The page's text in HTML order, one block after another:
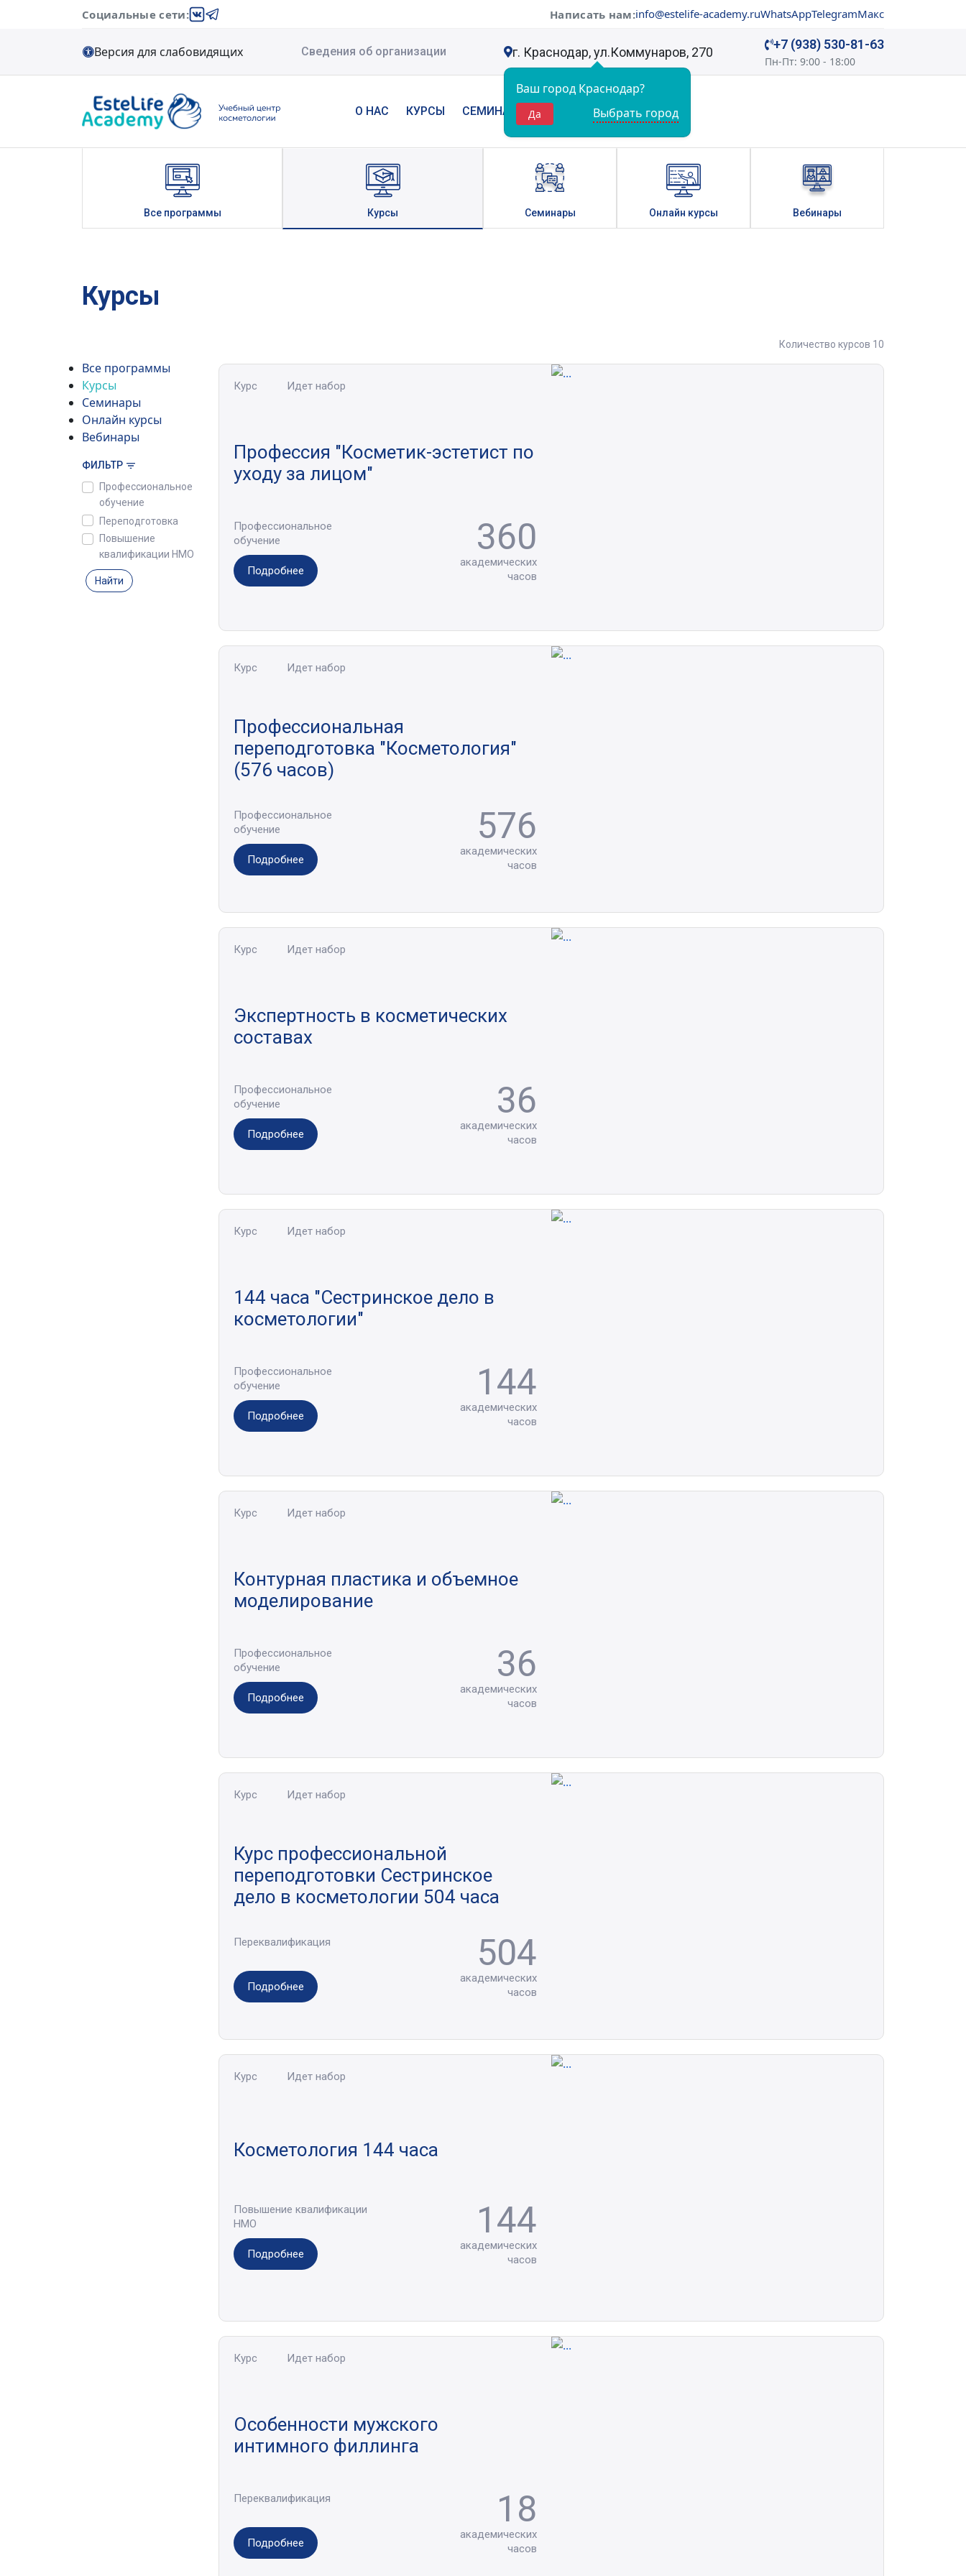
Социальные сети: Написать нам:info@estelife-academy.ruWhatsAppTelegramМакс
Версия для слабовидящих Сведения об организации г. Краснодар, ул.Коммунаров, 270
Ваш город Краснодар?
Да Выбрать город
+7 (938) 530-81-63
Пн-Пт: 9:00 - 18:00
О НАС КУРСЫ СЕМИНАРЫ НОВОСТИ КОНТАКТЫ
Все программы Курсы Семинары Онлайн курсы Вебинары
Курсы
Все программы
Курсы
Семинары
Онлайн курсы
Вебинары
ФИЛЬТР
Профессиональное
обучение
Переподготовка
Повышение
квалификации НМО
Найти
Количество курсов 10
Курс Идет набор
Профессия "Косметик-эстетист по
уходу за лицом"
Профессиональное
обучение
360
Подробнее
академических
часов
Курс Идет набор
Профессиональная
переподготовка "Косметология"
(576 часов)
Профессиональное
обучение
576
Подробнее
академических
часов
Курс Идет набор
Экспертность в косметических
составах
Профессиональное
обучение
36
Подробнее
академических
часов
Курс Идет набор
144 часа "Сестринское дело в
косметологии"
Профессиональное
обучение
144
Подробнее
академических
часов
Курс Идет набор
Контурная пластика и объемное
моделирование
Профессиональное
обучение
36
Подробнее
академических
часов
Курс Идет набор
Курс профессиональной
переподготовки Сестринское
дело в косметологии 504 часа
Переквалификация 504
Подробнее
академических
часов
Курс Идет набор
Косметология 144 часа
Повышение квалификации
НМО
144
Подробнее
академических
часов
Курс Идет набор
Особенности мужского
интимного филлинга
Переквалификация 18
Подробнее
академических
часов